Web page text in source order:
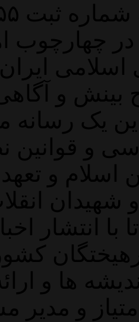
در
ایران
بینش و
یک
و
و تعهد
انتشار
ها و
و مدیر